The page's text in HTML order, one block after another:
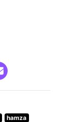
hamza